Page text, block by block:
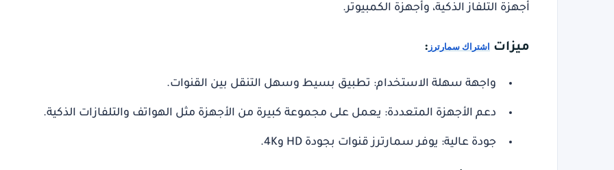
أجهزة التلفاز الذكية، وأجهزة الكمبيوتر.
ميزات اشتراك سمارترز :
واجهة سهلة الاستخدام: تطبيق بسيط وسهل التنقل بين القنوات.
دعم الأجهزة المتعددة: يعمل على مجموعة كبيرة من الأجهزة مثل الهواتف والتلفازات الذكية.
جودة عالية: يوفر سمارترز قنوات بجودة HD و4K.